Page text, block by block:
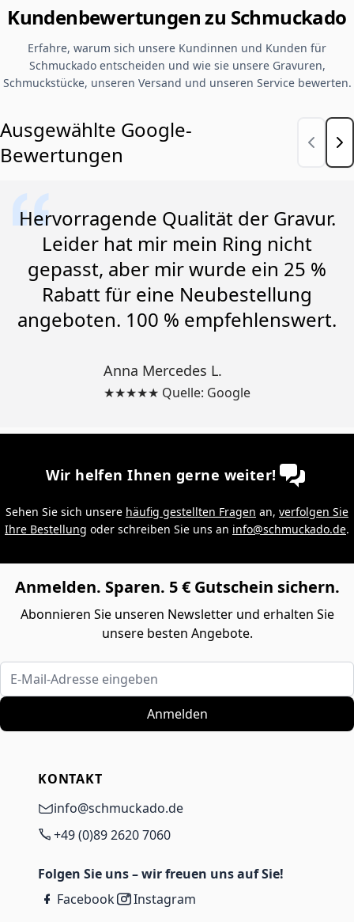
Kundenbewertungen zu Schmuckado
Erfahre, warum sich unsere Kundinnen und Kunden für
Schmuckado entscheiden und wie sie unsere Gravuren,
Schmuckstücke, unseren Versand und unseren Service bewerten.
Ausgewählte Google-
Bewertungen
Hervorragende Qualität der Gravur.
Leider hat mir mein Ring nicht
gepasst, aber mir wurde ein 25 %
Rabatt für eine Neubestellung
angeboten. 100 % empfehlenswert.
Anna Mercedes L.
★★★★★ Quelle: Google
Wir helfen Ihnen gerne weiter!
Sehen Sie sich unsere häufig gestellten Fragen an, verfolgen Sie
Ihre Bestellung oder schreiben Sie uns an info@schmuckado.de.
Anmelden. Sparen. 5 € Gutschein sichern.
Abonnieren Sie unseren Newsletter und erhalten Sie
unsere besten Angebote.
E-Mail-Adresse eingeben
Anmelden
KONTAKT
info@schmuckado.de
+49 (0)89 2620 7060
Folgen Sie uns – wir freuen uns auf Sie!
Facebook
Instagram